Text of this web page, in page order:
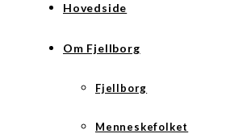
Hovedside
Om Fjellborg
Fjellborg
Menneskefolket